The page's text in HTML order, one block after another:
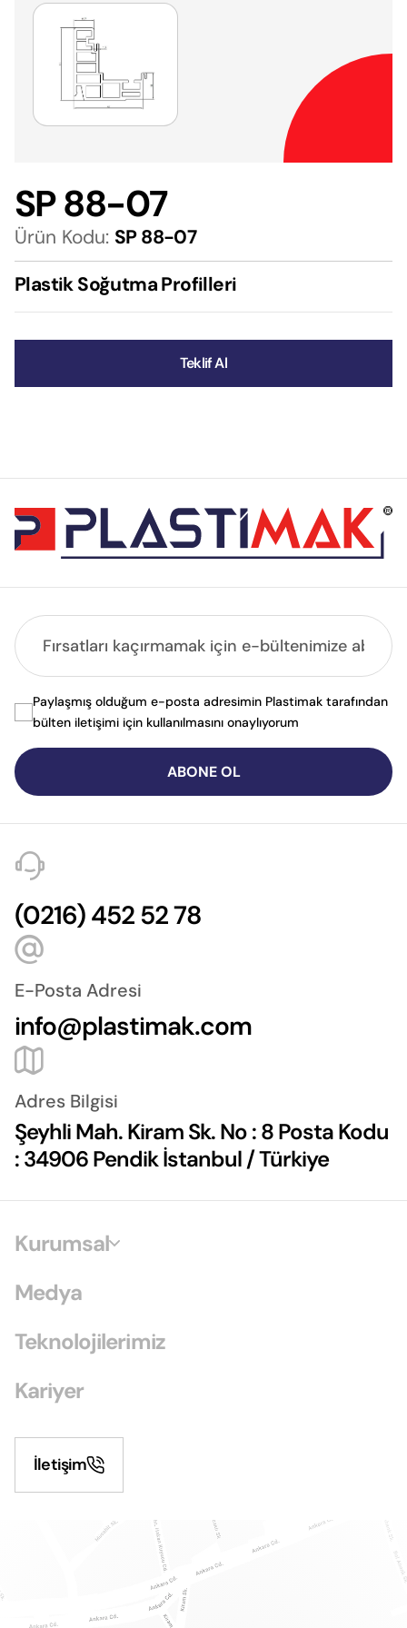
SP 88-07
Ürün Kodu: SP 88-07
Plastik Soğutma Profilleri
Teklif Al
ABONE OL
Paylaşmış olduğum e-posta adresimin Plastimak tarafından
bülten iletişimi için kullanılmasını onaylıyorum
(0216) 452 52 78
E-Posta Adresi
info@plastimak.com
Adres Bilgisi
Şeyhli Mah. Kiram Sk. No : 8 Posta Kodu
: 34906 Pendik İstanbul / Türkiye
Kurumsal
Medya
Teknolojilerimiz
Kariyer
İletişim